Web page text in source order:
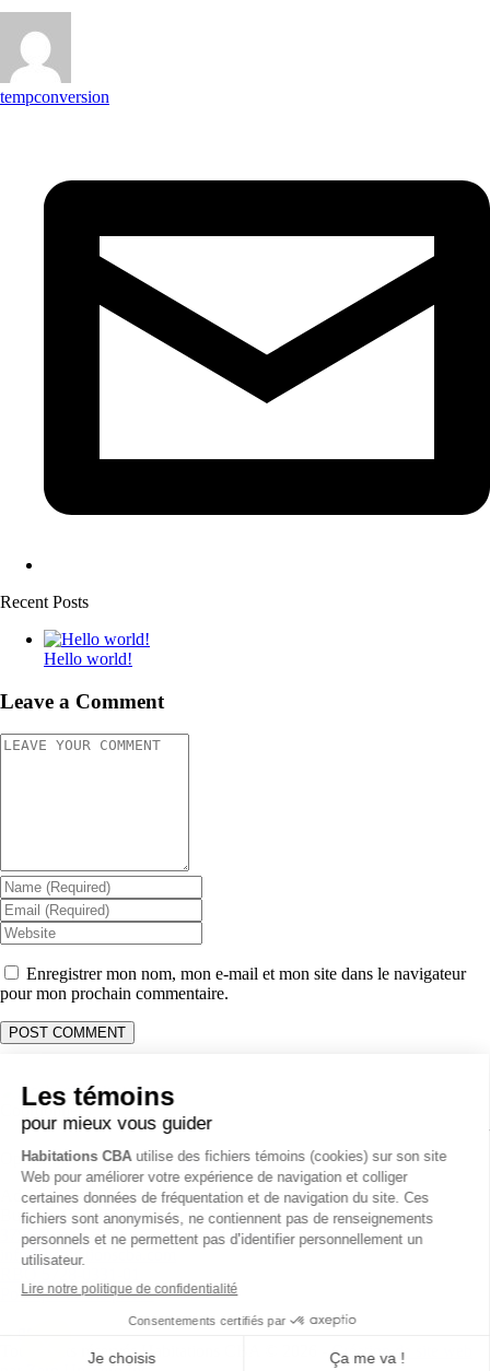
tempconversion
Recent Posts
Hello world!
Leave a Comment
Enregistrer mon nom, mon e-mail et mon site dans le navigateur
pour mon prochain commentaire.
Coordonnées
Opérations & Soumission:514 231-1915
Administration & Comptabilité:514 261-0058
Bureau:450 403-7376
3796 Rue O’Reilly, Carignan, QC J3L 4A7
info@habitationscba.com
Politique de vie privée
Tous droits réservés Habitations CBA © 2026 -Création de site web